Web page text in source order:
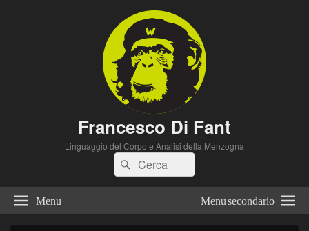
Francesco Di Fant
Linguaggio del Corpo e Analisi della Menzogna
Cerca:Cerca
Menu Menu secondario